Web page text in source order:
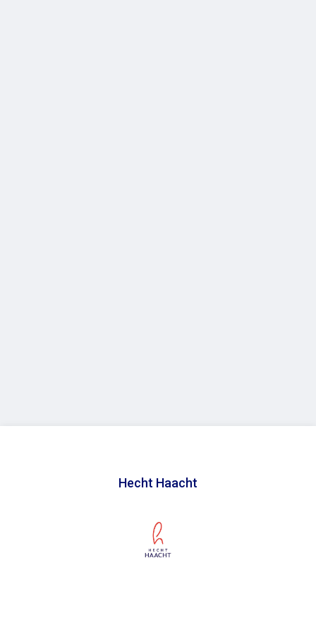
Hecht Haacht